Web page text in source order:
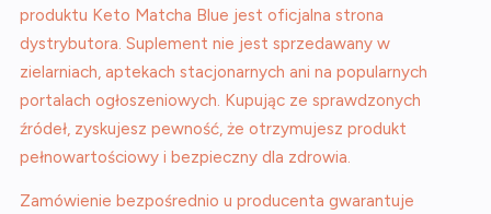
produktu Keto Matcha Blue jest oficjalna strona
dystrybutora. Suplement nie jest sprzedawany w
zielarniach, aptekach stacjonarnych ani na popularnych
portalach ogłoszeniowych. Kupując ze sprawdzonych
źródeł, zyskujesz pewność, że otrzymujesz produkt
pełnowartościowy i bezpieczny dla zdrowia.
Zamówienie bezpośrednio u producenta gwarantuje